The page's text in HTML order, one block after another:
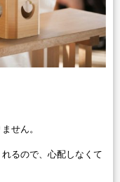
せん。
るので、心配しなくて